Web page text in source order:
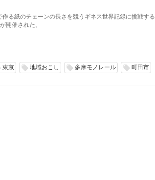
る紙のチェーンの長さを競うギネス世界記録に挑戦する
開催された。
東京 local_offer 地域おこし local_offer 多摩モノレール local_offer 町田市